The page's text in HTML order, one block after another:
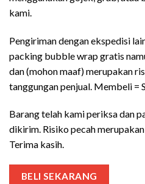
kami.
Pengiriman dengan ekspedisi
packing bubble wrap gratis
dan (mohon maaf) merupakan
tanggungan penjual. Membeli =
Barang telah kami periksa dan
dikirim. Risiko pecah
Terima kasih.
BELI SEKARANG